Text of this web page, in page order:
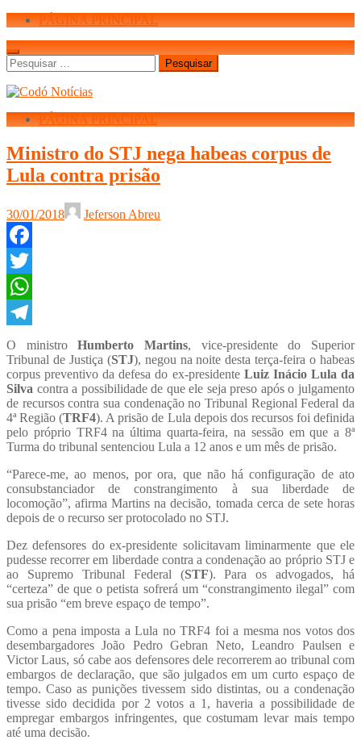
PÁGINA PRINCIPAL
Pesquisar
por:
PÁGINA PRINCIPAL
Ministro do STJ nega habeas corpus de
Lula contra prisão
30/01/2018 Jeferson Abreu
Facebook
Twitter
WhatsApp
Telegram
O ministroHumberto Martins, vice-presidente do Superior
Tribunal de Justiça (STJ), negou na noite desta terça-feira o habeas
corpus preventivo da defesa do ex-presidente Luiz Inácio Lula da
Silva contra a possibilidade de que ele seja preso após o julgamento
de recursos contra sua condenação no Tribunal Regional Federal da
4ª Região (TRF4). A prisão de Lula depois dos recursos foi definida
pelo próprio TRF4 na última quarta-feira, na sessão em que a 8ª
Turma do tribunal sentenciou Lula a 12 anos e um mês de prisão.
“Parece-me, ao menos, por ora, que não há configuração de ato
consubstanciador de constrangimento à sua liberdade de
locomoção”, afirma Martins na decisão, tomada cerca de sete horas
depois de o recurso ser protocolado no STJ.
Dez defensores do ex-presidente solicitavam liminarmente que ele
pudesse recorrer em liberdade contra a condenação ao próprio STJ e
ao Supremo Tribunal Federal (STF). Para os advogados, há
“certeza” de que o petista sofrerá um “constrangimento ilegal” com
sua prisão “em breve espaço de tempo”.
Como a pena imposta a Lula no TRF4 foi a mesma nos votos dos
desembargadores João Pedro Gebran Neto, Leandro Paulsen e
Victor Laus, só cabe aos defensores dele recorrerem ao tribunal com
embargos de declaração, que são julgados em um curto espaço de
tempo. Caso as punições tivessem sido distintas, ou a condenação
tivesse sido decidida por 2 votos a 1, haveria a possibilidade de
empregar embargos infringentes, que costumam levar mais tempo
até uma decisão.